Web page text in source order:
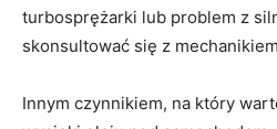
turbosprężarki lub problem z
skonsultować się z⁢
Innym ⁤czynnikiem, na który‍